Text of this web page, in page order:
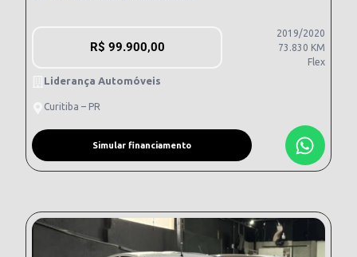
R$ 99.900,00
2019/2020
73.830 KM
Flex
Liderança Automóveis
Curitiba – PR
Simular financiamento